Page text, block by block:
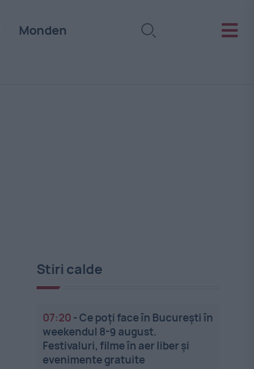
Monden
Stiri calde
07:20 -Ce poți face în București în
weekendul 8-9 august.
Festivaluri, filme în aer liber și
evenimente gratuite